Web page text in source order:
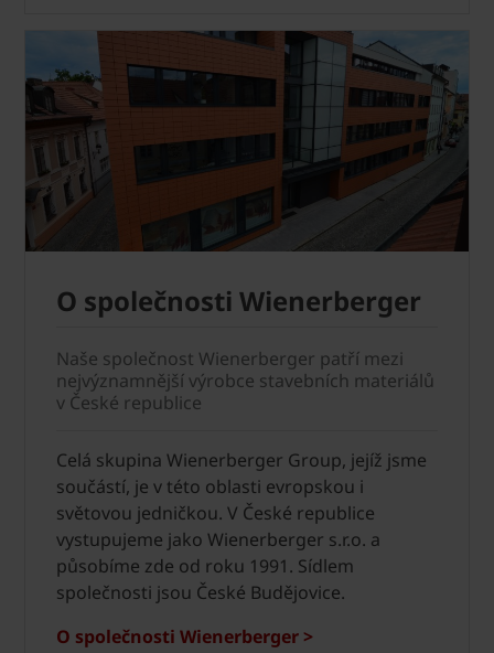
O společnosti Wienerberger
Naše společnost Wienerberger patří mezi
nejvýznamnější výrobce stavebních materiálů
v České republice
Celá skupina Wienerberger Group, jejíž jsme
součástí, je v této oblasti evropskou i
světovou jedničkou. V České republice
vystupujeme jako Wienerberger s.r.o. a
působíme zde od roku 1991. Sídlem
společnosti jsou České Budějovice.
O společnosti Wienerberger >